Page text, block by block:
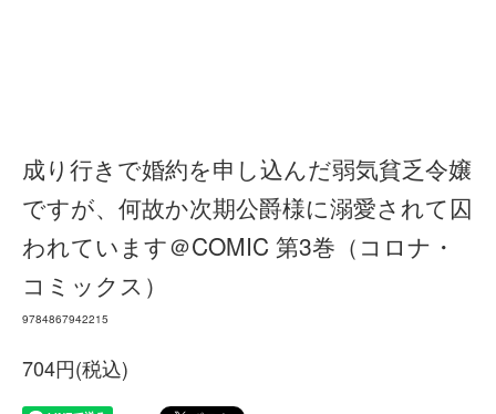
成り行きで婚約を申し込んだ弱気貧乏令嬢
ですが、何故か次期公爵様に溺愛されて囚
われています＠COMIC 第3巻（コロナ・
コミックス）
9784867942215
704円(税込)